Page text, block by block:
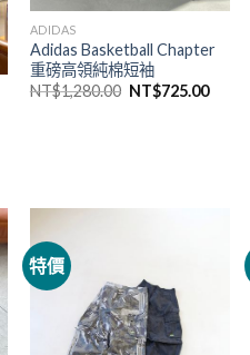
ADIDAS
Adidas Basketball Chapter
重磅高領純棉短袖
NT$1,280.00 NT$725.00
特價